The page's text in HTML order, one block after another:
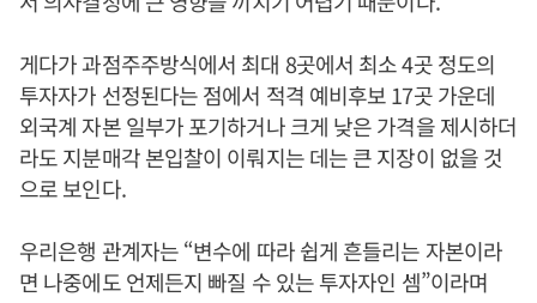
게다가 과점주주방식에서 최대 8곳에서 최소 4곳 정도의
투자자가 선정된다는 점에서 적격 예비후보 17곳 가운데
외국계 자본 일부가 포기하거나 크게 낮은 가격을 제시하더
라도 지분매각 본입찰이 이뤄지는 데는 큰 지장이 없을 것
으로 보인다.
우리은행 관계자는 “변수에 따라 쉽게 흔들리는 자본이라
면 나중에도 언제든지 빠질 수 있는 투자자인 셈”이라며